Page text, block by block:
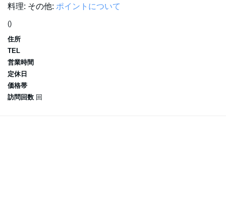
料理: その他: ポイントについて
()
住所
TEL
営業時間
定休日
価格帯
訪問回数 回